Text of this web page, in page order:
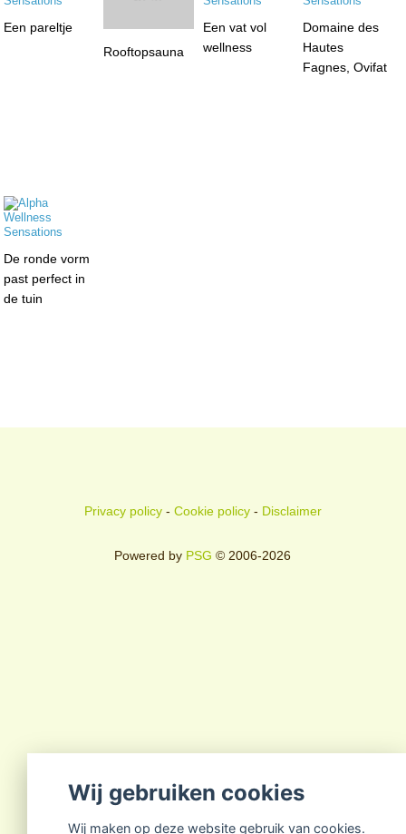
Een pareltje
Rooftopsauna
Een vat vol
wellness
Domaine des
Hautes
Fagnes, Ovifat
De ronde vorm
past perfect in
de tuin
Privacy policy- Cookie policy- Disclaimer
Powered by PSG © 2006-2026
Wij gebruiken cookies
Wij maken op deze website gebruik van cookies.